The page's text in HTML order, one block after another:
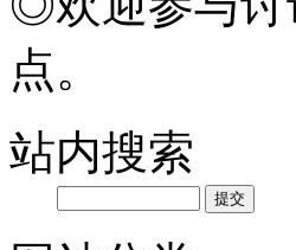
点。
站内搜索